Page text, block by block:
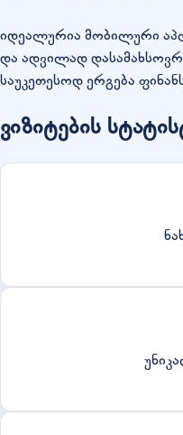
იდეალურია მობილური
და ადვილად
საუკეთესოდ ერგება
ვიზიტების